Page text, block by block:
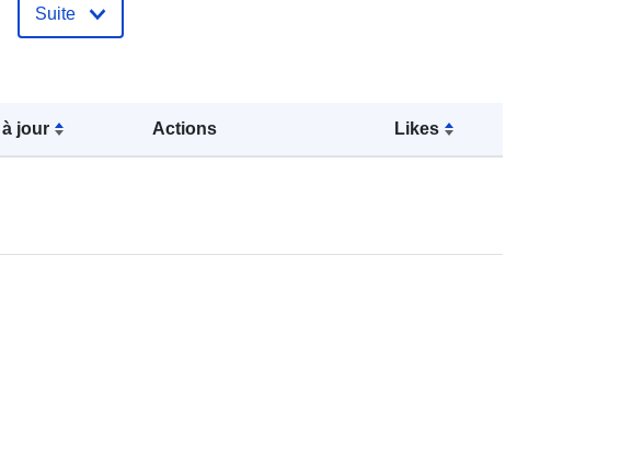
à jour Actions Likes
catalogue:
Identificateurs:
282b3c74-500f-4ad2-8f43-
40bc59cb2bb5
Suite